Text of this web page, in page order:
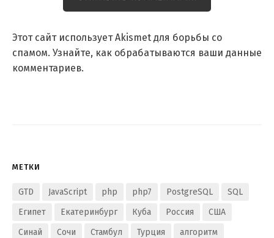
Этот сайт использует Akismet для борьбы со
спамом. Узнайте, как обрабатываются ваши данные
комментариев.
МЕТКИ
GTD JavaScript php php7 PostgreSQL
SQL
Египет
Екатеринбург Куба Россия
США
Синай
Сочи Стамбул Турция
алгоритм